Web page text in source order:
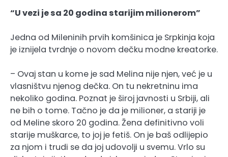
“U vezi je sa 20 godina starijim milionerom”
Jedna od Mileninih prvih komšinica je Srpkinja koja
je iznijela tvrdnje o novom dečku modne kreatorke.
– Ovaj stan u kome je sad Melina nije njen, već je u
vlasništvu njenog dečka. On tu nekretninu ima
nekoliko godina. Poznat je široj javnosti u Srbiji, ali
ne bih o tome. Tačno je da je milioner, a stariji je
od Meline skoro 20 godina. Žena definitivno voli
starije muškarce, to joj je fetiš. On je baš odlijepio
za njom i trudi se da joj udovolji u svemu. Vrlo su